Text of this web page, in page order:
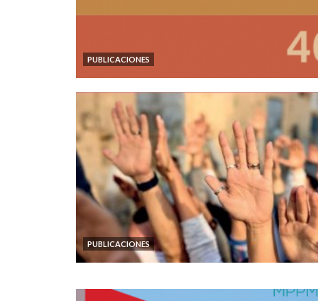
PUBLICACIONES
PUBLICACIONES